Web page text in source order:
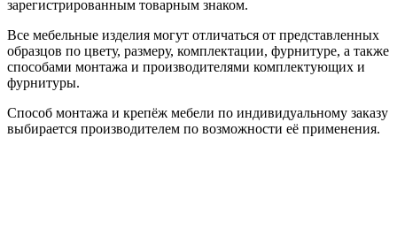
зарегистрированным товарным знаком.
Все мебельные изделия могут отличаться от представленных
образцов по цвету, размеру, комплектации, фурнитуре, а также
способами монтажа и производителями комплектующих и
фурнитуры.
Способ монтажа и крепёж мебели по индивидуальному заказу
выбирается производителем по возможности её применения.